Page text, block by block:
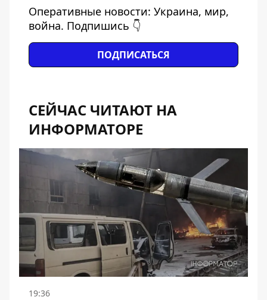
Оперативные новости: Украина, мир,
война. Подпишись 👇
ПОДПИСАТЬСЯ
СЕЙЧАС ЧИТАЮТ НА
ИНФОРМАТОРЕ
19:36